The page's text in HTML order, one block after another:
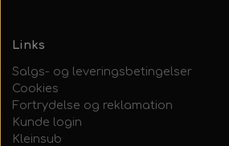
Links
Salgs- og leveringsbetingelser
Cookies
Fortrydelse og reklamation
Kunde login
Kleinsub